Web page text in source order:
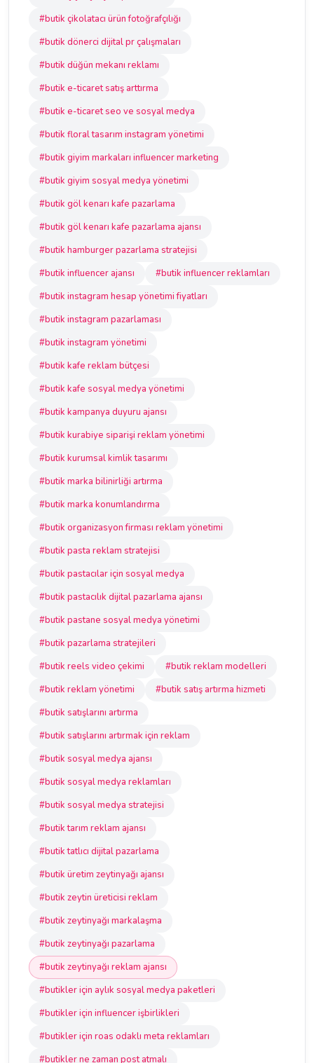
#butik çikolatacı ürün fotoğrafçılığı
#butik dönerci dijital pr çalışmaları
#butik düğün mekanı reklamı
#butik e-ticaret satış arttırma
#butik e-ticaret seo ve sosyal medya
#butik floral tasarım instagram yönetimi
#butik giyim markaları influencer marketing
#butik giyim sosyal medya yönetimi
#butik göl kenarı kafe pazarlama
#butik göl kenarı kafe pazarlama ajansı
#butik hamburger pazarlama stratejisi
#butik influencer ajansı
#butik influencer reklamları
#butik instagram hesap yönetimi fiyatları
#butik instagram pazarlaması
#butik instagram yönetimi
#butik kafe reklam bütçesi
#butik kafe sosyal medya yönetimi
#butik kampanya duyuru ajansı
#butik kurabiye siparişi reklam yönetimi
#butik kurumsal kimlik tasarımı
#butik marka bilinirliği artırma
#butik marka konumlandırma
#butik organizasyon firması reklam yönetimi
#butik pasta reklam stratejisi
#butik pastacılar için sosyal medya
#butik pastacılık dijital pazarlama ajansı
#butik pastane sosyal medya yönetimi
#butik pazarlama stratejileri
#butik reels video çekimi
#butik reklam modelleri
#butik reklam yönetimi
#butik satış artırma hizmeti
#butik satışlarını artırma
#butik satışlarını artırmak için reklam
#butik sosyal medya ajansı
#butik sosyal medya reklamları
#butik sosyal medya stratejisi
#butik tarım reklam ajansı
#butik tatlıcı dijital pazarlama
#butik üretim zeytinyağı ajansı
#butik zeytin üreticisi reklam
#butik zeytinyağı markalaşma
#butik zeytinyağı pazarlama
#butik zeytinyağı reklam ajansı
#butikler için aylık sosyal medya paketleri
#butikler için influencer işbirlikleri
#butikler için roas odaklı meta reklamları
#butikler ne zaman post atmalı